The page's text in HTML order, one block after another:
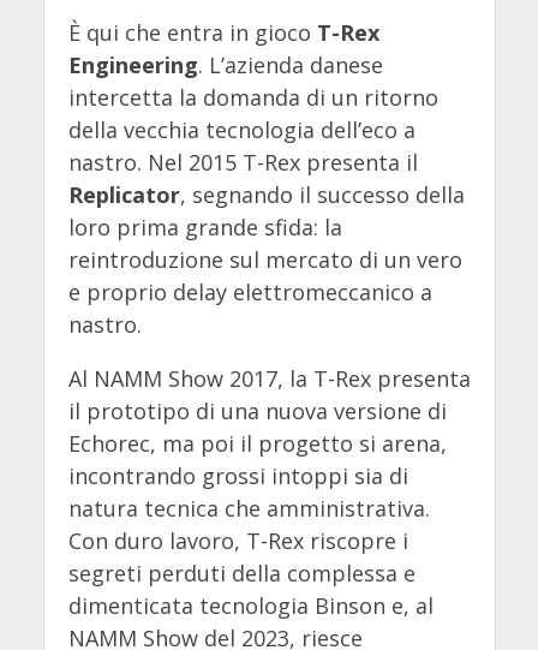
È qui che entra in gioco T-Rex
Engineering. L’azienda danese
intercetta la domanda di un ritorno
della vecchia tecnologia dell’eco a
nastro. Nel 2015 T-Rex presenta il
Replicator, segnando il successo della
loro prima grande sfida: la
reintroduzione sul mercato di un vero
e proprio delay elettromeccanico a
nastro.
Al NAMM Show 2017, la T-Rex presenta
il prototipo di una nuova versione di
Echorec, ma poi il progetto si arena,
incontrando grossi intoppi sia di
natura tecnica che amministrativa.
Con duro lavoro, T-Rex riscopre i
segreti perduti della complessa e
dimenticata tecnologia Binson e, al
NAMM Show del 2023, riesce